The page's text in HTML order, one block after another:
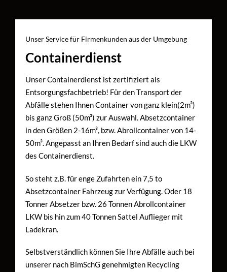
Unser Service für Firmenkunden aus der Umgebung
Containerdienst
Unser Containerdienst ist zertifiziert als
Entsorgungsfachbetrieb! Für den Transport der
Abfälle stehen Ihnen Container von ganz klein(2m³)
bis ganz Groß (50m³) zur Auswahl. Absetzcontainer
in den Größen 2-16m³, bzw. Abrollcontainer von 14-
50m³. Angepasst an Ihren Bedarf sind auch die LKW
des Containerdienst.
So steht z.B. für enge Zufahrten ein 7,5 to
Absetzcontainer Fahrzeug zur Verfügung. Oder 18
Tonner Absetzer bzw. 26 Tonnen Abrollcontainer
LKW bis hin zum 40 Tonnen Sattel Auflieger mit
Ladekran.
Selbstverständlich können Sie Ihre Abfälle auch bei
unserer nach BimSchG genehmigten Recycling